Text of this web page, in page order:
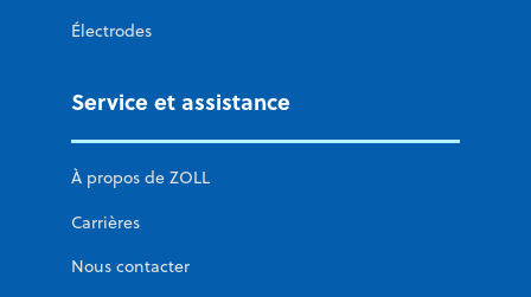
Électrodes
Service et assistance
À propos de ZOLL
Carrières
Nous contacter